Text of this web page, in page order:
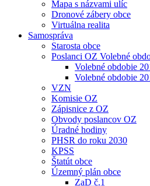
Mapa s názvami ulíc
Dronové zábery obce
Virtuálna realita
Samospráva
Starosta obce
Poslanci OZ Volebné
Volebné obdobie
Volebné obdobie
VZN
Komisie OZ
Zápisnice z OZ
Obvody poslancov OZ
Úradné hodiny
PHSR do roku 2030
KPSS
Štatút obce
Územný plán obce
ZaD č.1